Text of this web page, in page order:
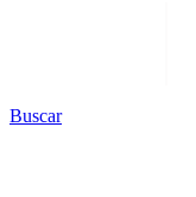
Buscar